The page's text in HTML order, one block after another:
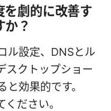
劇的に改善す
か？
ル設定、DNSとル
スクトップショー
と効果的です。
ださい。